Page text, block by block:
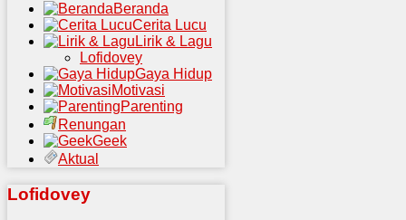
Beranda
Cerita Lucu
Lirik & Lagu
Lofidovey
Gaya Hidup
Motivasi
Parenting
Renungan
Geek
Aktual
Lofidovey